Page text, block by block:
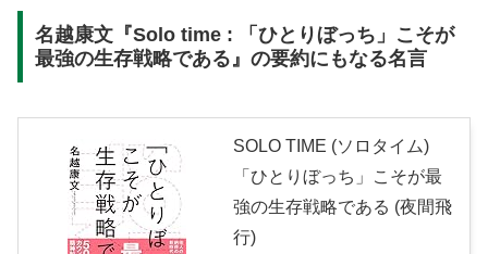
名越康文『Solo time : 「ひとりぼっち」こそが
最強の生存戦略である』の要約にもなる名言
SOLO TIME (ソロタイム)
「ひとりぼっち」こそが最
強の生存戦略である (夜間飛
行)